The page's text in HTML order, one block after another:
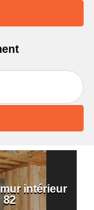
intérieur
82